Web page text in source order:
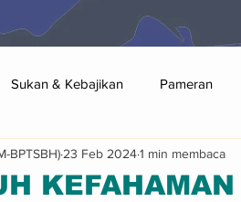
Sukan & Kebajikan Pameran
Program
BPTSBH) 23 Feb 20241 min membaca